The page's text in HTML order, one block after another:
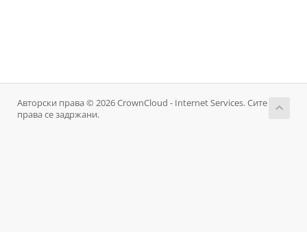
Авторски права © 2026 CrownCloud - Internet Services. Сите
права се задржани.